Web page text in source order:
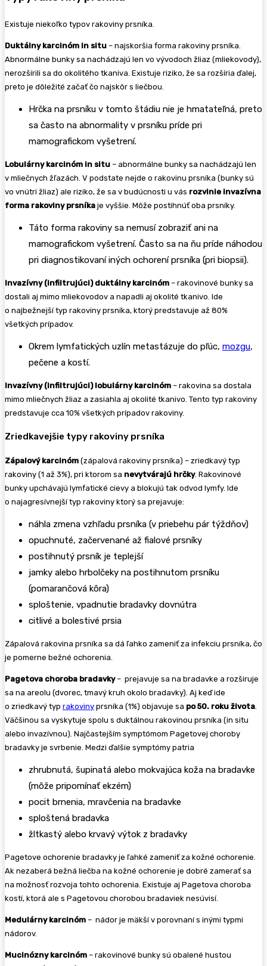
Existuje niekoľko typov rakoviny prsníka.
Duktálny karcinóm in situ – najskoršia forma rakoviny prsníka.
Abnormálne bunky sa nachádzajú len vo vývodoch žliaz (mliekovody),
nerozšírili sa do okolitého tkaniva. Existuje riziko, že sa rozšíria ďalej,
preto je dôležité začať čo najskôr s liečbou.
Hrčka na prsníku v tomto štádiu nie je hmatateľná, preto
sa často na abnormality v prsníku príde pri
mamografickom vyšetrení.
Lobulárny karcinóm in situ – abnormálne bunky sa nachádzajú len
v mliečnych žľazách. V podstate nejde o rakovinu prsníka (bunky sú
vo vnútri žliaz) ale riziko, že sa v budúcnosti u vás rozvinie invazívna
forma rakoviny prsníka je vyššie. Môže postihnúť oba prsníky.
Táto forma rakoviny sa nemusí zobraziť ani na
mamografickom vyšetrení. Často sa na ňu príde náhodou
pri diagnostikovaní iných ochorení prsníka (pri biopsii).
Invazívny (infiltrujúci) duktálny karcinóm – rakovinové bunky sa
dostali aj mimo mliekovodov a napadli aj okolité tkanivo. Ide
o najbežnejší typ rakoviny prsníka, ktorý predstavuje až 80%
všetkých prípadov.
Okrem lymfatických uzlín metastázuje do pľúc, mozgu,
pečene a kostí.
Invazívny (infiltrujúci) lobulárny karcinóm – rakovina sa dostala
mimo mliečnych žliaz a zasiahla aj okolité tkanivo. Tento typ rakoviny
predstavuje cca 10% všetkých prípadov rakoviny.
Zriedkavejšie typy rakoviny prsníka
Zápalový karcinóm (zápalová rakoviny prsníka) – zriedkavý typ
rakoviny (1 až 3%), pri ktorom sa nevytvárajú hrčky. Rakovinové
bunky upchávajú lymfatické cievy a blokujú tak odvod lymfy. Ide
o najagresívnejší typ rakoviny ktorý sa prejavuje:
náhla zmena vzhľadu prsníka (v priebehu pár týždňov)
opuchnuté, začervenané až fialové prsníky
postihnutý prsník je teplejší
jamky alebo hrbolčeky na postihnutom prsníku
(pomarančová kôra)
sploštenie, vpadnutie bradavky dovnútra
citlivé a bolestivé prsia
Zápalová rakovina prsníka sa dá ľahko zameniť za infekciu prsníka, čo
je pomerne bežné ochorenia.
Pagetova choroba bradavky– prejavuje sa na bradavke a rozširuje
sa na areolu (dvorec, tmavý kruh okolo bradavky). Aj keď ide
o zriedkavý typ rakoviny prsníka (1%) objavuje sa po 50. roku života
Väčšinou sa vyskytuje spolu s duktálnou rakovinou prsníka (in situ
alebo invazívnou). Najčastejším symptómom Pagetovej choroby
bradavky je svrbenie. Medzi ďalšie symptómy patria
zhrubnutá, šupinatá alebo mokvajúca koža na bradavke
(môže pripomínať ekzém)
pocit brnenia, mravčenia na bradavke
sploštená bradavka
žltkastý alebo krvavý výtok z bradavky
Pagetove ochorenie bradavky je ľahké zameniť za kožné ochorenie.
Ak nezaberá bežná liečba na kožné ochorenie je dobré zamerať sa
na možnosť rozvoja tohto ochorenia. Existuje aj Pagetova choroba
kostí, ktorá ale s Pagetovou chorobou bradaviek nesúvisí.
Medulárny karcinóm – nádor je mäkší v porovnaní s inými typmi
nádorov.
Mucinózny karcinóm – rakovinové bunky sú obalené hustou